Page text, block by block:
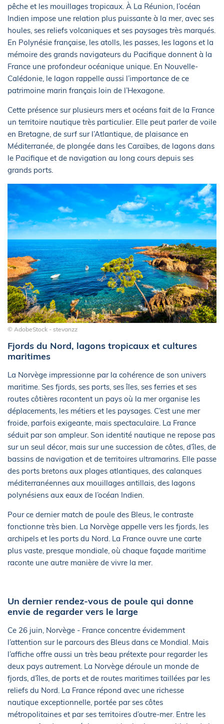
pêche et les mouillages tropicaux. À La Réunion, l’océan
Indien impose une relation plus puissante à la mer, avec ses
houles, ses reliefs volcaniques et ses paysages très marqués.
En Polynésie française, les atolls, les passes, les lagons et la
mémoire des grands navigateurs du Pacifique donnent à la
France une profondeur océanique unique. En Nouvelle-
Calédonie, le lagon rappelle aussi l’importance de ce
patrimoine marin français loin de l’Hexagone.
Cette présence sur plusieurs mers et océans fait de la France
un territoire nautique très particulier. Elle peut parler de voile
en Bretagne, de surf sur l’Atlantique, de plaisance en
Méditerranée, de plongée dans les Caraïbes, de lagons dans
le Pacifique et de navigation au long cours depuis ses
grands ports.
© AdobeStock - stevanzz
Fjords du Nord, lagons tropicaux et cultures
maritimes
La Norvège impressionne par la cohérence de son univers
maritime. Ses fjords, ses ports, ses îles, ses ferries et ses
routes côtières racontent un pays où la mer organise les
déplacements, les métiers et les paysages. C’est une mer
froide, parfois exigeante, mais spectaculaire. La France
séduit par son ampleur. Son identité nautique ne repose pas
sur un seul décor, mais sur une succession de côtes, d’îles, de
bassins de navigation et de territoires ultramarins. Elle passe
des ports bretons aux plages atlantiques, des calanques
méditerranéennes aux mouillages antillais, des lagons
polynésiens aux eaux de l’océan Indien.
Pour ce dernier match de poule des Bleus, le contraste
fonctionne très bien. La Norvège appelle vers les fjords, les
archipels et les ports du Nord. La France ouvre une carte
plus vaste, presque mondiale, où chaque façade maritime
raconte une autre manière de vivre la mer.
Un dernier rendez-vous de poule qui donne
envie de regarder vers le large
Ce 26 juin, Norvège - France concentre évidemment
l’attention sur le parcours des Bleus dans ce Mondial. Mais
l’affiche offre aussi un très beau prétexte pour regarder les
deux pays autrement. La Norvège déroule un monde de
fjords, d’îles, de ports et de routes maritimes taillées par les
reliefs du Nord. La France répond avec une richesse
nautique exceptionnelle, portée par ses côtes
métropolitaines et par ses territoires d’outre-mer. Entre les